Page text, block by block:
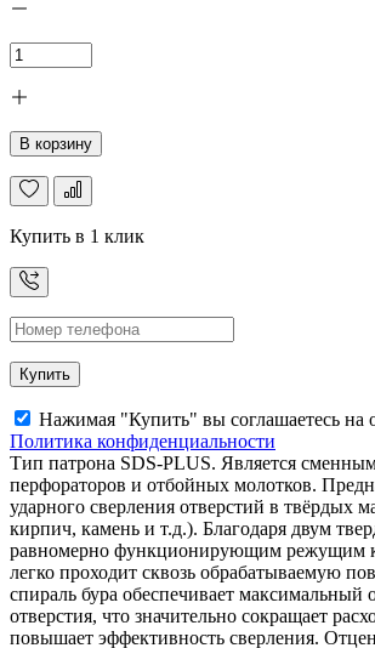
В корзину
Купить в 1 клик
Купить
Нажимая "Купить" вы соглашаетесь на
Политика конфиденциальности
Тип патрона SDS-PLUS. Является
перфораторов и отбойных молотков.
ударного сверления отверстий в твёрдых
кирпич, камень и т.д.). Благодаря двум
равномерно функционирующим режущим
легко проходит сквозь обрабатываемую
спираль бура обеспечивает максимальный
отверстия, что значительно сокращает
повышает эффективность сверления.